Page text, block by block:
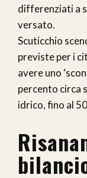
differenziati a
versato.
Scuticchio
previste per i
avere uno
percento circa
idrico, fino al 50